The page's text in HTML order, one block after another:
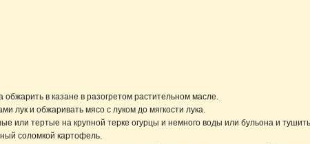
в казане в разогретом растительном масле.
лук и обжаривать мясо с луком до мягкости лука.
или тертые на крупной терке огурцы и немного воды или бульона и
соломкой картофель.